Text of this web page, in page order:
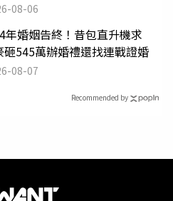
08-06
年婚姻告終！昔包直升機求
545萬辦婚禮還找連戰證婚
08-07
Recommended by